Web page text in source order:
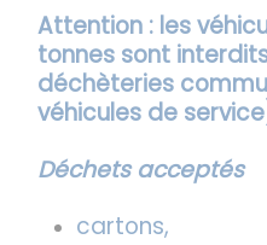
Attention : les
tonnes sont
déchèteries
véhicules de
Déchets acceptés
cartons,